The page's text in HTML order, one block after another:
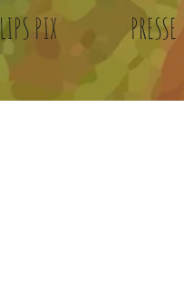
PIX PRESSE